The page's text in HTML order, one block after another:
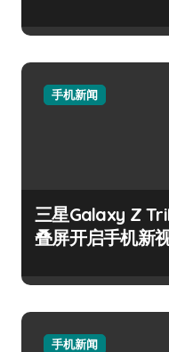
手机新闻
三星Galaxy Z
叠屏开启手机新
手机新闻